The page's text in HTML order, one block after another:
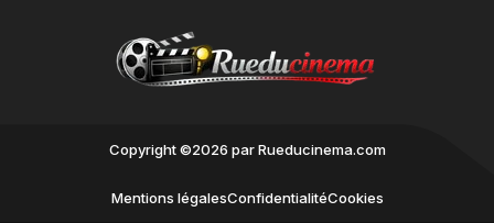
Copyright ©2026 par Rueducinema.com
Mentions légalesConfidentialitéCookies